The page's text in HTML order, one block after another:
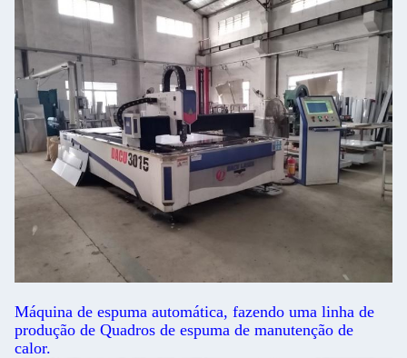
Máquina de espuma automática, fazendo uma linha de
produção de Quadros de espuma de manutenção de
calor.